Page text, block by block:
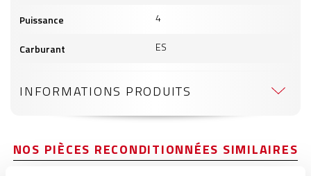
Puissance 4
Carburant ES
INFORMATIONS PRODUITS
NOS PIÈCES RECONDITIONNÉES SIMILAIRES